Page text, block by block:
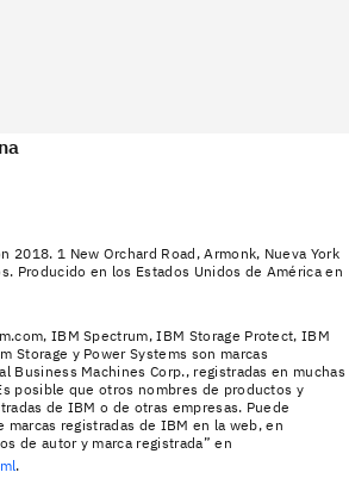
2018. 1 New Orchard Road, Armonk, Nueva York
Producido en los Estados Unidos de América en
IBM Spectrum, IBM Storage Protect, IBM
Storage y Power Systems son marcas
Business Machines Corp., registradas en muchas
posible que otros nombres de productos y
de IBM o de otras empresas. Puede
marcas registradas de IBM en la web, en
de autor y marca registrada” en
.